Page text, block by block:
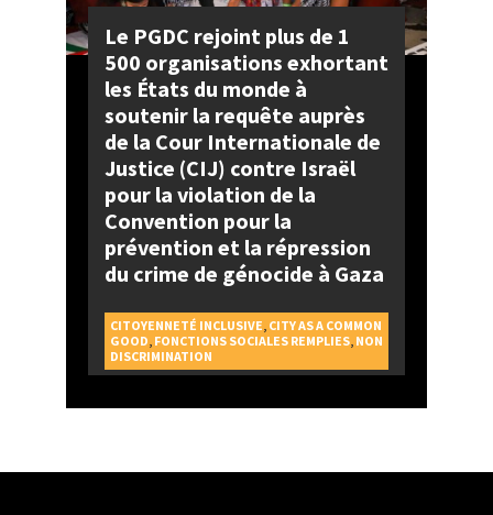
Le PGDC rejoint plus de 1
500 organisations exhortant
les États du monde à
soutenir la requête auprès
de la Cour Internationale de
Justice (CIJ) contre Israël
pour la violation de la
Convention pour la
prévention et la répression
du crime de génocide à Gaza
CITOYENNETÉ INCLUSIVE CITY AS A COMMON
GOOD FONCTIONS SOCIALES REMPLIES, NON
DISCRIMINATION